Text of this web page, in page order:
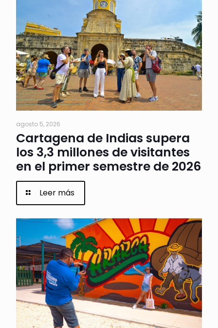
agosto 5, 2026
Cartagena de Indias supera
los 3,3 millones de visitantes
en el primer semestre de 2026
Leer más